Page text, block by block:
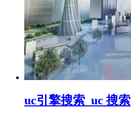
uc引擎搜索_uc 搜索